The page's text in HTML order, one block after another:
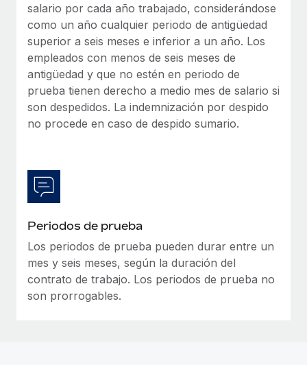
Gestionar las nóminas internamente es complicado. Tardas
semanas en hacerlo manualmente y, al mes...
Más información
salario por cada año trabajado, considerándose
como un año cualquier periodo de antigüedad
superior a seis meses e inferior a un año. Los
empleados con menos de seis meses de
antigüedad y que no estén en periodo de
prueba tienen derecho a medio mes de salario si
son despedidos. La indemnización por despido
no procede en caso de despido sumario.
Periodos de prueba
Los periodos de prueba pueden durar entre un
mes y seis meses, según la duración del
contrato de trabajo. Los periodos de prueba no
son prorrogables.